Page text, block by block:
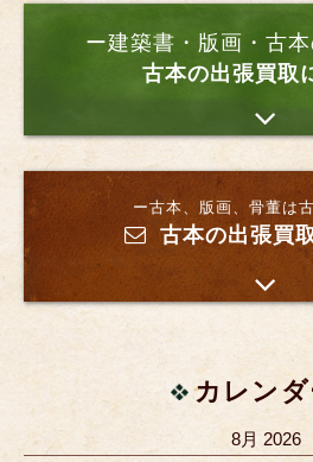
ー建築書・版画・古
古本の出張買取
ー古本、版画、骨董は
古本の出張買
カレンダ
8月 2026